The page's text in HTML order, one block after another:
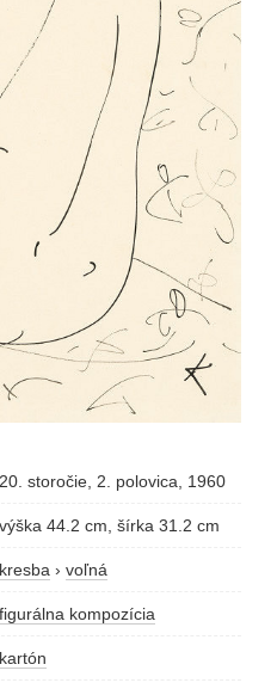
20. storočie, 2. polovica, 1960
výška 44.2 cm, šírka 31.2 cm
kresba › voľná
figurálna kompozícia
kartón